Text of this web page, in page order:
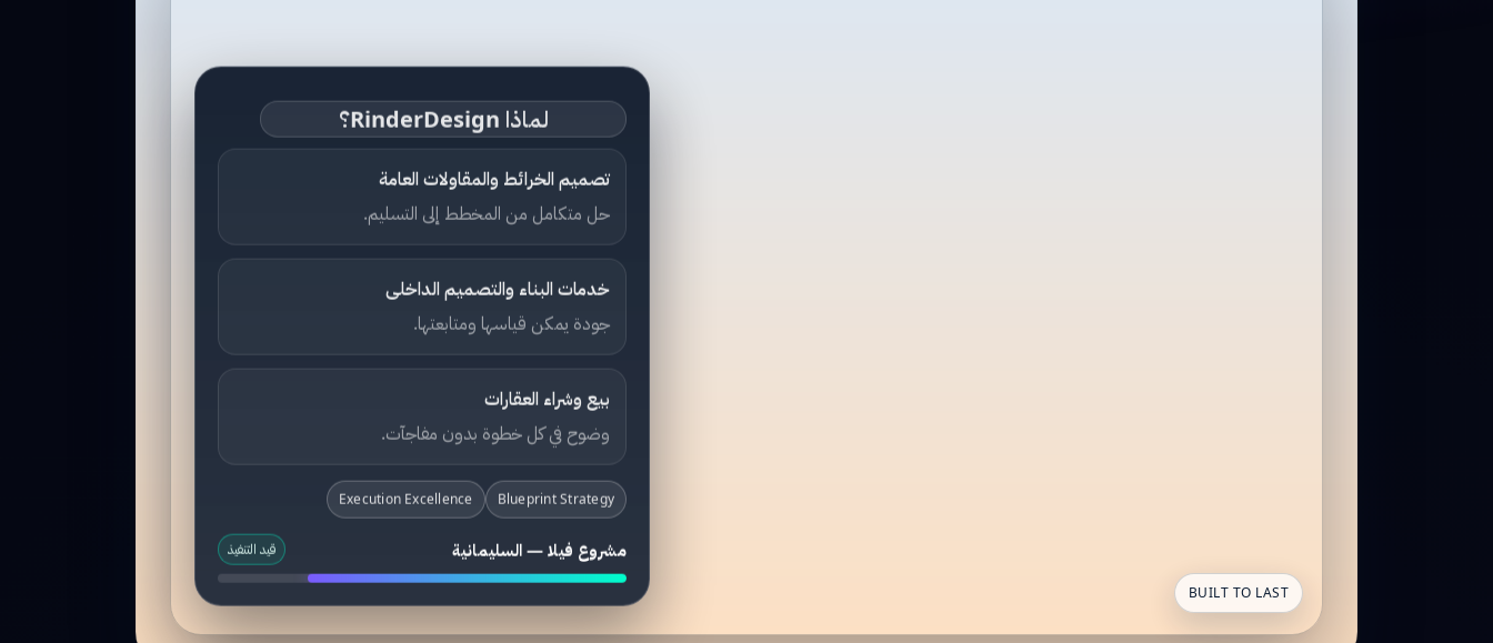
لماذا RinderDesign؟
تصميم الخرائط والمقاولات العامة
حل متكامل من المخطط إلى التسليم.
خدمات البناء والتصميم الداخلى
جودة يمكن قياسها ومتابعتها.
بيع وشراء العقارات
وضوح في كل خطوة بدون مفاجآت.
Blueprint Strategy
Execution Excellence
مشروع فيلا — السليمانية قيد التنفيذ
BUILT TO LAST